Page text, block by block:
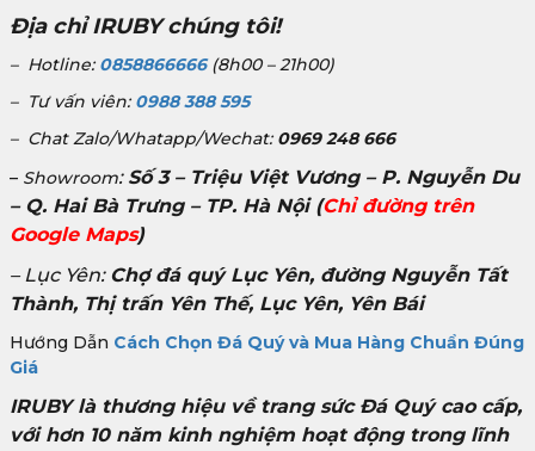
Địa chỉ IRUBY chúng tôi!
– Hotline: 0858866666(8h00 – 21h00)
– Tư vấn viên: 0988 388 595
– Chat Zalo/Whatapp/Wechat: 0969 248 666
– Showroom: Số 3 – Triệu Việt Vương – P. Nguyễn Du
– Q. Hai Bà Trưng – TP. Hà Nội(Chỉ đường trên
Google Maps)
– Lục Yên: Chợ đá quý Lục Yên, đường Nguyễn Tất
Thành, Thị trấn Yên Thế, Lục Yên, Yên Bái
Hướng Dẫn Cách Chọn Đá Quý và Mua Hàng Chuẩn Đúng
Giá
IRUBY là thương hiệu về trang sức Đá Quý cao cấp,
với hơn 10 năm kinh nghiệm hoạt động trong lĩnh